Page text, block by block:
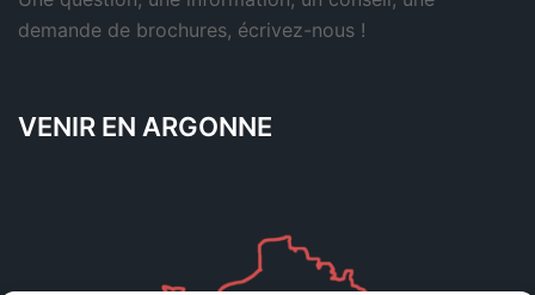
demande de brochures, écrivez-nous !
VENIR EN ARGONNE